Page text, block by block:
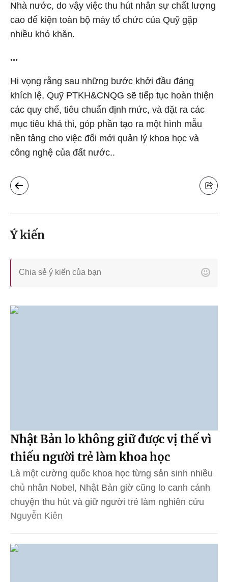
Nhà nước, do vậy việc thu hút nhân sự chất lượng
cao để kiện toàn bộ máy tổ chức của Quỹ gặp
nhiều khó khăn.
...
Hi vọng rằng sau những bước khởi đầu đáng
khích lệ, Quỹ PTKH&CNQG sẽ tiếp tục hoàn thiện
các quy chế, tiêu chuẩn định mức, và đặt ra các
mục tiêu khả thi, góp phần tạo ra một hình mẫu
nền tảng cho việc đổi mới quản lý khoa học và
công nghệ của đất nước..
Ý kiến
Nhật Bản lo không giữ được vị thế vì
thiếu người trẻ làm khoa học
Là một cường quốc khoa học từng sản sinh nhiều
chủ nhân Nobel, Nhật Bản giờ cũng lo canh cánh
chuyện thu hút và giữ người trẻ làm nghiên cứu
Nguyễn Kiên